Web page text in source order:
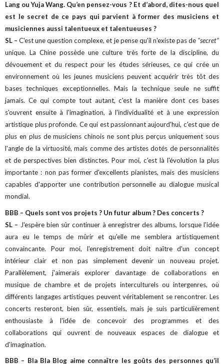
Lang ou Yuja Wang. Qu’en pensez-vous ? Et d’abord, dites-nous quel
est le secret de ce pays qui parvient à former des musiciens et
musiciennes aussi talentueux et talentueuses ?
SL – C'est une question complexe, et je pense qu'il n'existe pas de "secret"
unique. La Chine possède une culture très forte de la discipline, du
dévouement et du respect pour les études sérieuses, ce qui crée un
environnement où les jeunes musiciens peuvent acquérir très tôt des
bases techniques exceptionnelles. Mais la technique seule ne suffit
jamais. Ce qui compte tout autant, c'est la manière dont ces bases
s'ouvrent ensuite à l'imagination, à l'individualité et à une expression
artistique plus profonde. Ce qui est passionnant aujourd'hui, c'est que de
plus en plus de musiciens chinois ne sont plus perçus uniquement sous
l'angle de la virtuosité, mais comme des artistes dotés de personnalités
et de perspectives bien distinctes. Pour moi, c'est là l'évolution la plus
importante : non pas former d'excellents pianistes, mais des musiciens
capables d'apporter une contribution personnelle au dialogue musical
mondial.
BBB – Quels sont vos projets ? Un futur album ? Des concerts ?
SL – J'espère bien sûr continuer à enregistrer des albums, lorsque l'idée
aura eu le temps de mûrir et qu'elle me semblera artistiquement
convaincante. Pour moi, l'enregistrement doit naître d'un concept
intérieur clair et non pas simplement devenir un nouveau projet.
Parallèlement, j'aimerais explorer davantage de collaborations en
musique de chambre et de projets interculturels ou intergenres, où
différents langages artistiques peuvent véritablement se rencontrer. Les
concerts resteront, bien sûr, essentiels, mais je suis particulièrement
enthousiaste à l'idée de concevoir des programmes et des
collaborations qui ouvrent de nouveaux espaces de dialogue et
d'imagination.
BBB – Bla Bla Blog aime connaître les goûts des personnes qu’il